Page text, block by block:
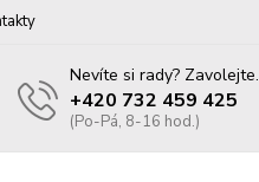
Nevíte si rady? Zavolejte.
+420 732 459 425
(Po-Pá, 8-16 hod.)